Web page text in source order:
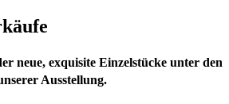
neue, exquisite Einzelstücke unter den
Ausstellung.